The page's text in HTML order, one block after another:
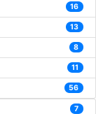
16
13
8
11
56
7